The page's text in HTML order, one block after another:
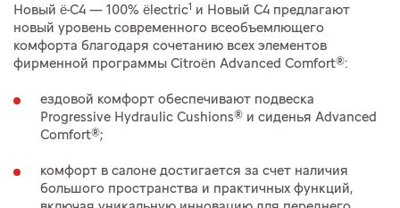
Новый ë-C4 — 100% ëlectric1
и Новый C4 предлагают
новый уровень современного всеобъемлющего
комфорта благодаря сочетанию всех элементов
фирменной программы Citroën Advanced Comfort®:
ездовой комфорт обеспечивают подвеска
Progressive Hydraulic Cushions® и сиденья Advanced
Comfort®;
комфорт в салоне достигается за счет наличия
большого пространства и практичных функций,